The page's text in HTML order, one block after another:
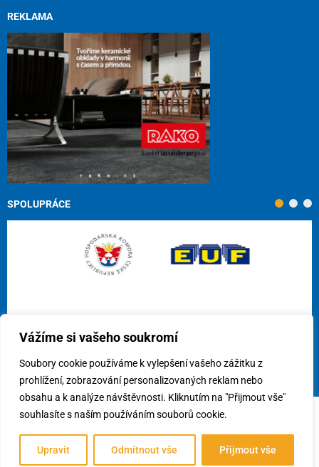
Vážíme si vašeho soukromí
Soubory cookie používáme k vylepšení vašeho zážitku z
prohlížení, zobrazování personalizovaných reklam nebo
obsahu a k analýze návštěvnosti. Kliknutím na "Přijmout vše"
souhlasíte s naším používáním souborů cookie.
Upravit Odmítnout vše Přijmout vše
REKLAMA
SPOLUPRÁCE
© 2026Cech obkladačů ČR, z.s./Využití cookies/Předvolby
souhlasu
Vytvořil:webees s.r.o.